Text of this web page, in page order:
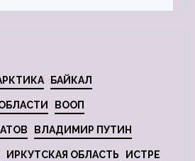
БАЙКАЛ
ВООП
ВЛАДИМИР ПУТИН
ИРКУТСКАЯ ОБЛАСТЬ ИСТРЕ